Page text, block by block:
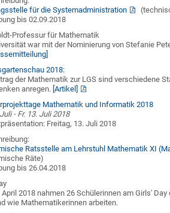
für die Systemadministration
bis 02.09.2018
Professur für Mathematik
war mit der Nominierung von Stefanie
2018:
der Mathematik zur LGS sind verschiedene
anregen. [Artikel]
Mathematik und Informatik 2018
- Fr. 13. Juli 2018
Freitag, 13. Juli 2018
Ratsstelle am Lehrstuhl Mathematik XI
Räte)
bis 26.04.2018
April 2018 nahmen 26 Schülerinnen am Girls'
wie Mathematikerinnen arbeiten.